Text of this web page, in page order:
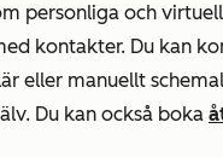
personliga och
kontakter. Du kan
eller manuellt
Du kan också boka